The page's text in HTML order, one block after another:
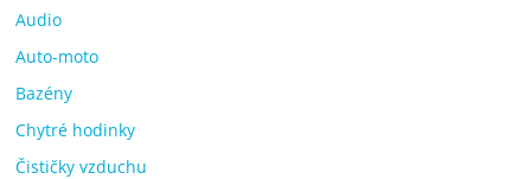
Audio
Auto-moto
Bazény
Chytré hodinky
Čističky vzduchu